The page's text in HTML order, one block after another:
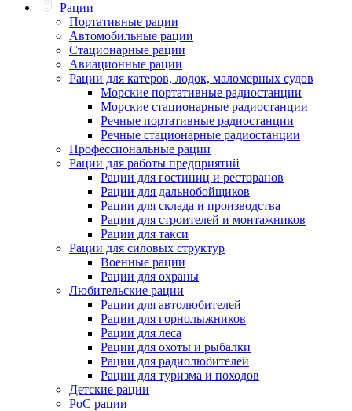
Рации
Портативные рации
Автомобильные рации
Стационарные рации
Авиационные рации
Рации для катеров, лодок, маломерных судов
Морские портативные радиостанции
Морские стационарные радиостанции
Речные портативные радиостанции
Речные стационарные радиостанции
Профессиональные рации
Рации для работы предприятий
Рации для гостиниц и ресторанов
Рации для дальнобойщиков
Рации для склада и производства
Рации для строителей и монтажников
Рации для такси
Рации для силовых структур
Военные рации
Рации для охраны
Любительские рации
Рации для автолюбителей
Рации для горнолыжников
Рации для леса
Рации для охоты и рыбалки
Рации для радиолюбителей
Рации для туризма и походов
Детские рации
PoC рации